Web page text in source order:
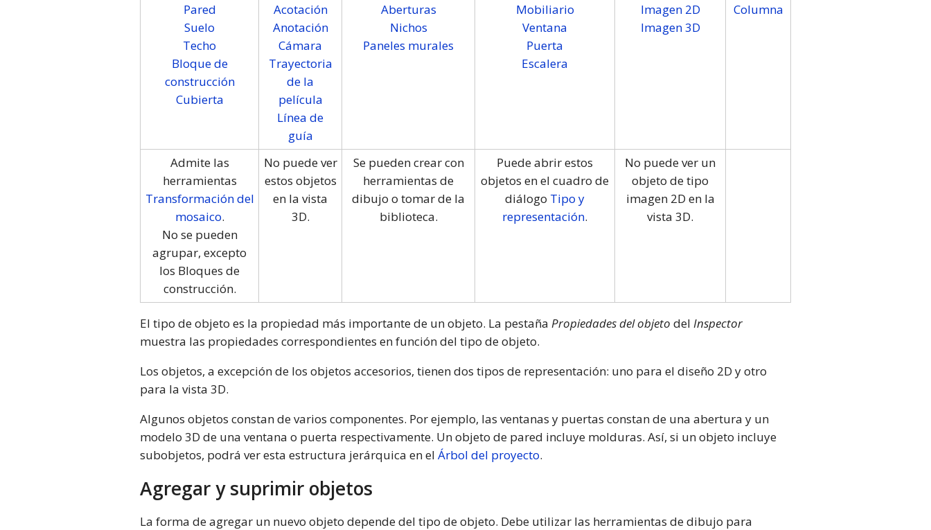
Pared
Suelo
Techo
Bloque de
construcción
Cubierta
Acotación
Anotación
Cámara
Trayectoria
de la
película
Línea de
guía
Aberturas
Nichos
Paneles murales
Mobiliario
Ventana
Puerta
Escalera
Imagen 2D
Imagen 3D
Columna
Admite las
herramientas
Transformación del
mosaico.
No se pueden
agrupar, excepto
los Bloques de
construcción.
No puede ver
estos objetos
en la vista
3D.
Se pueden crear con
herramientas de
dibujo o tomar de la
biblioteca.
Puede abrir estos
objetos en el cuadro de
diálogo Tipo y
representación.
No puede ver un
objeto de tipo
imagen 2D en la
vista 3D.
El tipo de objeto es la propiedad más importante de un objeto. La pestaña Propiedades del objeto del Inspector
muestra las propiedades correspondientes en función del tipo de objeto.
Los objetos, a excepción de los objetos accesorios, tienen dos tipos de representación: uno para el diseño 2D y otro
para la vista 3D.
Algunos objetos constan de varios componentes. Por ejemplo, las ventanas y puertas constan de una abertura y un
modelo 3D de una ventana o puerta respectivamente. Un objeto de pared incluye molduras. Así, si un objeto incluye
subobjetos, podrá ver esta estructura jerárquica en el Árbol del proyecto.
Agregar y suprimir objetos
La forma de agregar un nuevo objeto depende del tipo de objeto. Debe utilizar las herramientas de dibujo para